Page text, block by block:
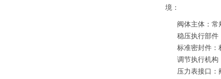
境：
阀体主体：常
稳压执行部件
标准密封件：
调节执行机构
压力表接口：